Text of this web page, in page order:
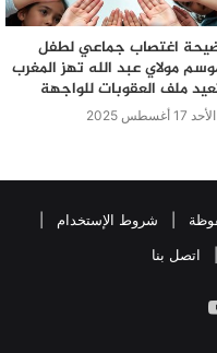
اغتصاب جماعي لطفل
مولاي عبد الله تهز المغرب
ملف العقوبات للواجهة
الأحد 17 أغسطس 2025
شروط الإستخدام
اتصل بنا
يوتيوب